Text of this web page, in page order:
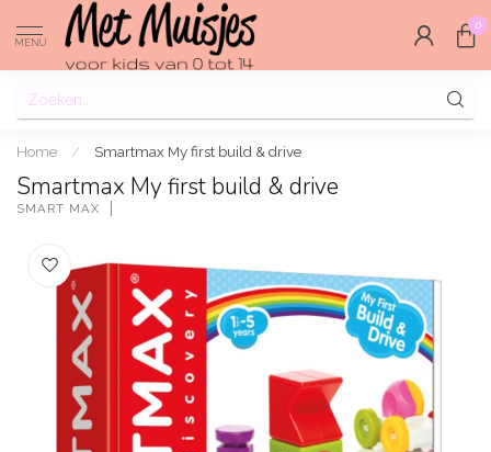
MENU
0
Home / Smartmax My first build & drive
Smartmax My first build & drive
SMART MAX